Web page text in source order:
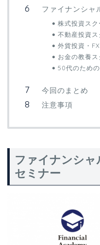
ファイナンシャ
株式投資スク
不動産投資ス
外貨投資・
お金の教養ス
50代のため
今回のまとめ
注意事項
ファイナンシ
セミナー